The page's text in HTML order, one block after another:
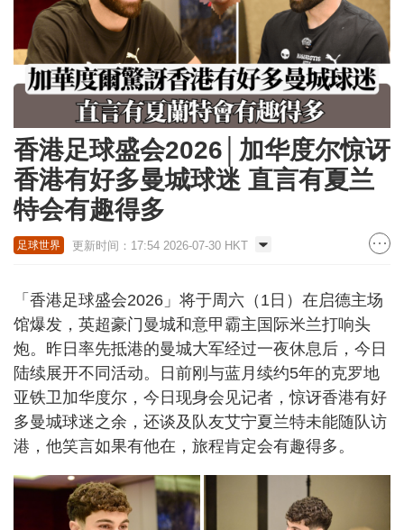
香港足球盛会2026│加华度尔惊讶
香港有好多曼城球迷 直言有夏兰
特会有趣得多
足球世界 更新时间：17:54 2026-07-30 HKT
「香港足球盛会2026」将于周六（1日）在启德主场
馆爆发，英超豪门曼城和意甲霸主国际米兰打响头
炮。昨日率先抵港的曼城大军经过一夜休息后，今日
陆续展开不同活动。日前刚与蓝月续约5年的克罗地
亚铁卫加华度尔，今日现身会见记者，惊讶香港有好
多曼城球迷之余，还谈及队友艾宁夏兰特未能随队访
港，他笑言如果有他在，旅程肯定会有趣得多。